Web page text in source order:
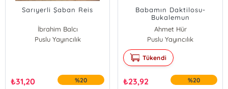
Sarıyerli Şaban Reis
İbrahim Balcı
Puslu Yayıncılık
₺31,20 %20
Babamın Daktilosu-
Bukalemun
Ahmet Hür
Puslu Yayıncılık
Tükendi
₺23,92 %20